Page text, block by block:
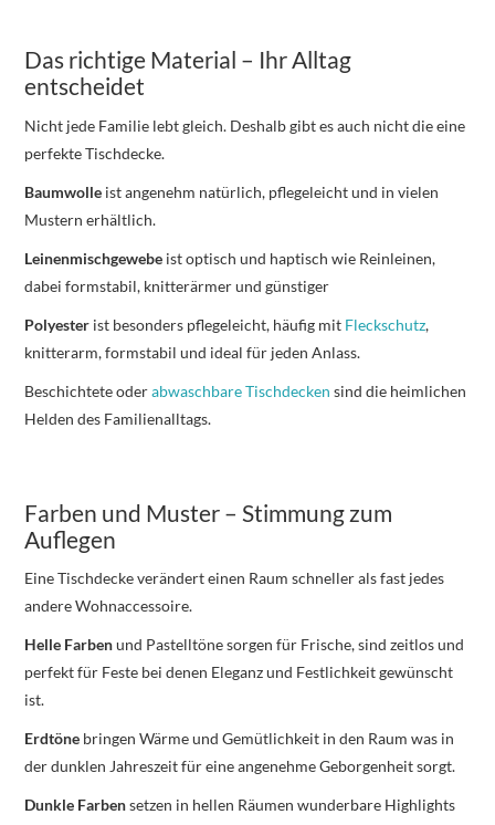
Das richtige Material – Ihr Alltag
entscheidet
Nicht jede Familie lebt gleich. Deshalb gibt es auch nicht die eine
perfekte Tischdecke.
Baumwolle ist angenehm natürlich, pflegeleicht und in vielen
Mustern erhältlich.
Leinenmischgewebe ist optisch und haptisch wie Reinleinen,
dabei formstabil, knitterärmer und günstiger
Polyester ist besonders pflegeleicht, häufig mit Fleckschutz,
knitterarm, formstabil und ideal für jeden Anlass.
Beschichtete oderabwaschbare Tischdecken sind die heimlichen
Helden des Familienalltags.
Farben und Muster – Stimmung zum
Auflegen
Eine Tischdecke verändert einen Raum schneller als fast jedes
andere Wohnaccessoire.
Helle Farbenund Pastelltöne sorgen für Frische, sind zeitlos und
perfekt für Feste bei denen Eleganz und Festlichkeit gewünscht
ist.
Erdtöne bringen Wärme und Gemütlichkeit in den Raum was in
der dunklen Jahreszeit für eine angenehme Geborgenheit sorgt.
Dunkle Farbensetzen in hellen Räumen wunderbare Highlights